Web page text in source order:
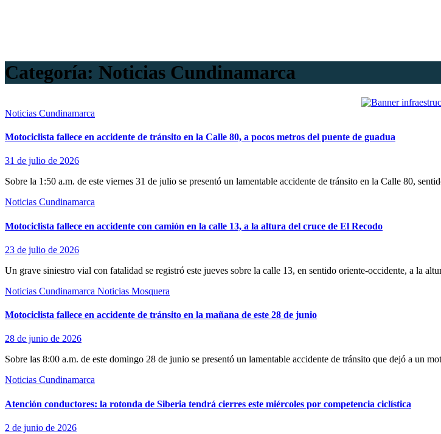
Categoría: Noticias Cundinamarca
Noticias Cundinamarca
Motociclista fallece en accidente de tránsito en la Calle 80, a pocos metros del puente de guadua
31 de julio de 2026
Sobre la 1:50 a.m. de este viernes 31 de julio se presentó un lamentable accidente de tránsito en la Calle 80,
Noticias Cundinamarca
Motociclista fallece en accidente con camión en la calle 13, a la altura del cruce de El Recodo
23 de julio de 2026
Un grave siniestro vial con fatalidad se registró este jueves sobre la calle 13, en sentido oriente-occidente, a la
Noticias Cundinamarca Noticias Mosquera
Motociclista fallece en accidente de tránsito en la mañana de este 28 de junio
28 de junio de 2026
Sobre las 8:00 a.m. de este domingo 28 de junio se presentó un lamentable accidente de tránsito que dejó a un
Noticias Cundinamarca
Atención conductores: la rotonda de Siberia tendrá cierres este miércoles por competencia ciclística
2 de junio de 2026